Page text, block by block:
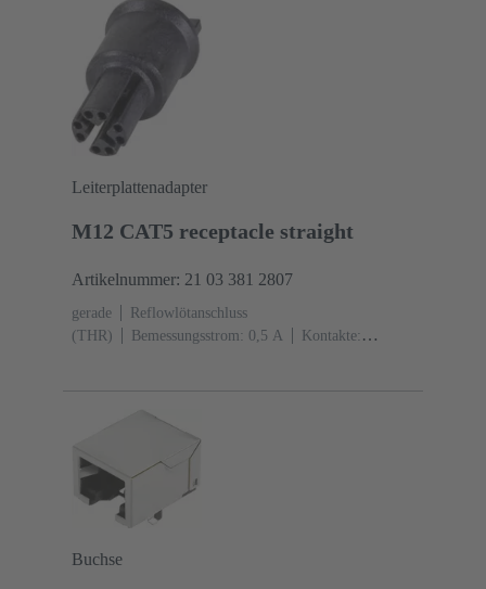
Leiterplattenadapter
M12 CAT5 receptacle straight
Artikelnummer: 21 03 381 2807
gerade
Reflowlötanschluss
(THR)
Bemessungsstrom: ‌0,5 A
Kontakte:
Buchse